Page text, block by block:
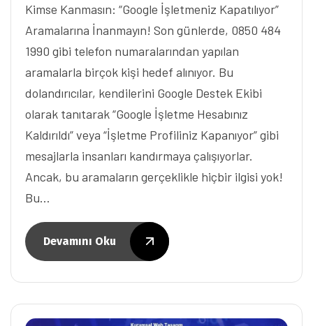
Kimse Kanmasın: “Google İşletmeniz Kapatılıyor”
Aramalarına İnanmayın! Son günlerde, 0850 484
1990 gibi telefon numaralarından yapılan
aramalarla birçok kişi hedef alınıyor. Bu
dolandırıcılar, kendilerini Google Destek Ekibi
olarak tanıtarak “Google İşletme Hesabınız
Kaldırıldı” veya “İşletme Profiliniz Kapanıyor” gibi
mesajlarla insanları kandırmaya çalışıyorlar.
Ancak, bu aramaların gerçeklikle hiçbir ilgisi yok!
Bu…
Devamını Oku